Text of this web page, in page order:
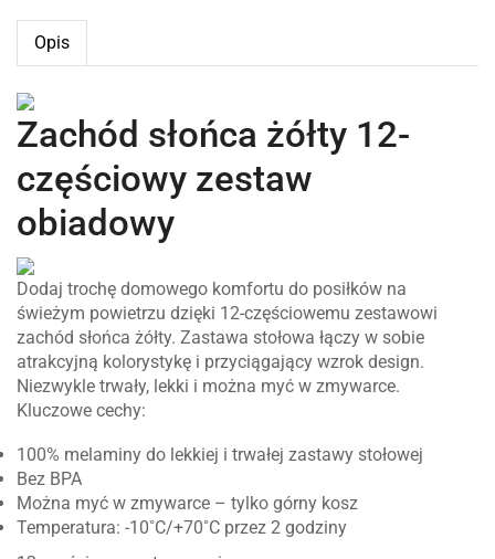
Opis
Zachód słońca żółty 12-
częściowy zestaw
obiadowy
Dodaj trochę domowego komfortu do posiłków na
świeżym powietrzu dzięki 12-częściowemu zestawowi
zachód słońca żółty. Zastawa stołowa łączy w sobie
atrakcyjną kolorystykę i przyciągający wzrok design.
Niezwykle trwały, lekki i można myć w zmywarce.
Kluczowe cechy:
100% melaminy do lekkiej i trwałej zastawy stołowej
Bez BPA
Można myć w zmywarce – tylko górny kosz
Temperatura: -10˚C/+70˚C przez 2 godziny